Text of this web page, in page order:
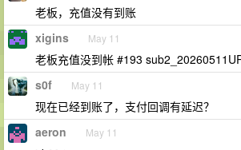
老板，充值没有到账
xigins May 11
老板充值没到帐 #193
s0f May 11
现在已经到账了，支付回调有延迟？
aeron May 11